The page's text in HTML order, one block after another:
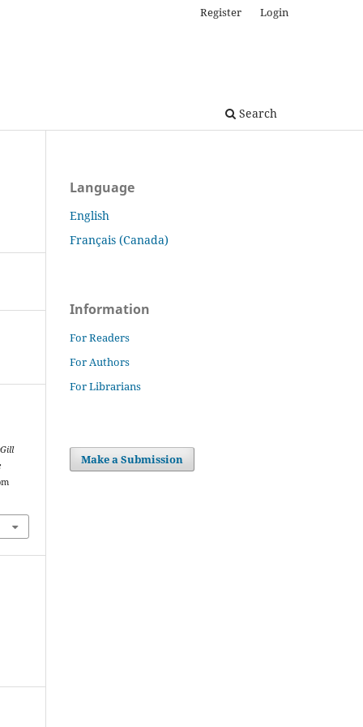
Search
Register Login
Language
English
Français (Canada)
Information
For Readers
For Authors
For Librarians
Make a Submission